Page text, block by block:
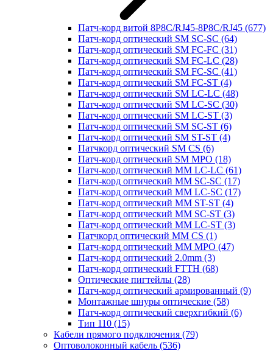
Патч-корд витой 8P8C/RJ45-8P8C/RJ45 (677)
Патч-корд оптический SM SC-SC (64)
Патч-корд оптический SM FC-FC (31)
Патч-корд оптический SM FC-LC (28)
Патч-корд оптический SM FC-SC (41)
Патч-корд оптический SM FC-ST (4)
Патч-корд оптический SM LC-LC (48)
Патч-корд оптический SM LC-SC (30)
Патч-корд оптический SM LC-ST (3)
Патч-корд оптический SM SC-ST (6)
Патч-корд оптический SM ST-ST (4)
Патчкорд оптический SM CS (6)
Патч-корд оптический SM MPO (18)
Патч-корд оптический MM LC-LC (61)
Патч-корд оптический MM SC-SC (17)
Патч-корд оптический MM LC-SC (17)
Патч-корд оптический MM ST-ST (4)
Патч-корд оптический MM SC-ST (3)
Патч-корд оптический MM LC-ST (3)
Патчкорд оптический MM CS (1)
Патч-корд оптический MM MPO (47)
Патч-корд оптический 2.0mm (3)
Патч-корд оптический FTTH (68)
Оптические пигтейлы (28)
Патч-корд оптический армированный (9)
Монтажные шнуры оптические (58)
Патч-корд оптический сверхгибкий (6)
Тип 110 (15)
Кабели прямого подключения (79)
Оптоволоконный кабель (536)